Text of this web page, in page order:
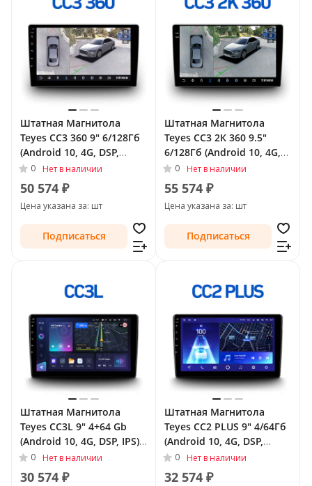
Штатная Магнитола
Teyes CC3 360 9" 6/128Гб
(Android 10, 4G, DSP,
QLed) - круговой обзор
для Peugeot 207 I
Рестайлинг 2009 - 2015
0 Нет в наличии
50 574 ₽
Цена указана за: шт
Подписаться
Штатная Магнитола
Teyes CC3 2К 360 9.5"
6/128Гб (Android 10, 4G,
DSP, QLed) - круговой
обзор для Peugeot 207 I
2006 - 2009
0 Нет в наличии
55 574 ₽
Цена указана за: шт
Подписаться
Штатная Магнитола
Teyes CC3L 9" 4+64 Gb
(Android 10, 4G, DSP, IPS)
для Peugeot 207 I 2006 -
2009
0 Нет в наличии
30 574 ₽
Штатная Магнитола
Teyes CC2 PLUS 9" 4/64Гб
(Android 10, 4G, DSP,
QLed) для Peugeot 207 I
2006 - 2009
0 Нет в наличии
32 574 ₽